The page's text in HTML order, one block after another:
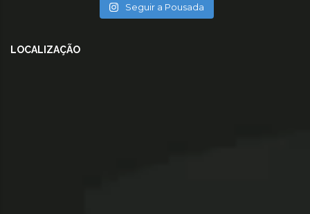
Seguir a Pousada
LOCALIZAÇÃO